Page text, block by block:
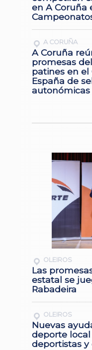
en A Coruña
A CORUÑA
A Coruña
promesas
patines en
España de
autonómicas
OLEIROS
Las
estatal se
Rabadeira
OLEIROS
Nuevas
deporte
deportistas y